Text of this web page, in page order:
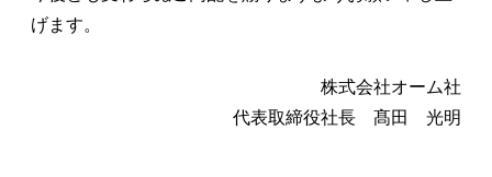
げます。
株式会社オーム社
代表取締役社長 髙田 光明